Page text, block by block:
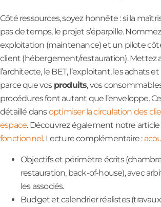
Côté ressources, soyez honnête : si la
pas de temps, le projet s’éparpille.
exploitation (maintenance) et un pilote
client (hébergement/restauration). Mettez
l’architecte, le BET, l’exploitant, les achats
parce que vos produits, vos
procédures font autant que l’enveloppe.
détaillé dansoptimiser la circulation des
espace. Découvrez également notre
fonctionnel . Lecture complémentaire :
Objectifs et périmètre écrits
restauration, back-of-house), avec
les associés.
Budget et calendrier réalistes